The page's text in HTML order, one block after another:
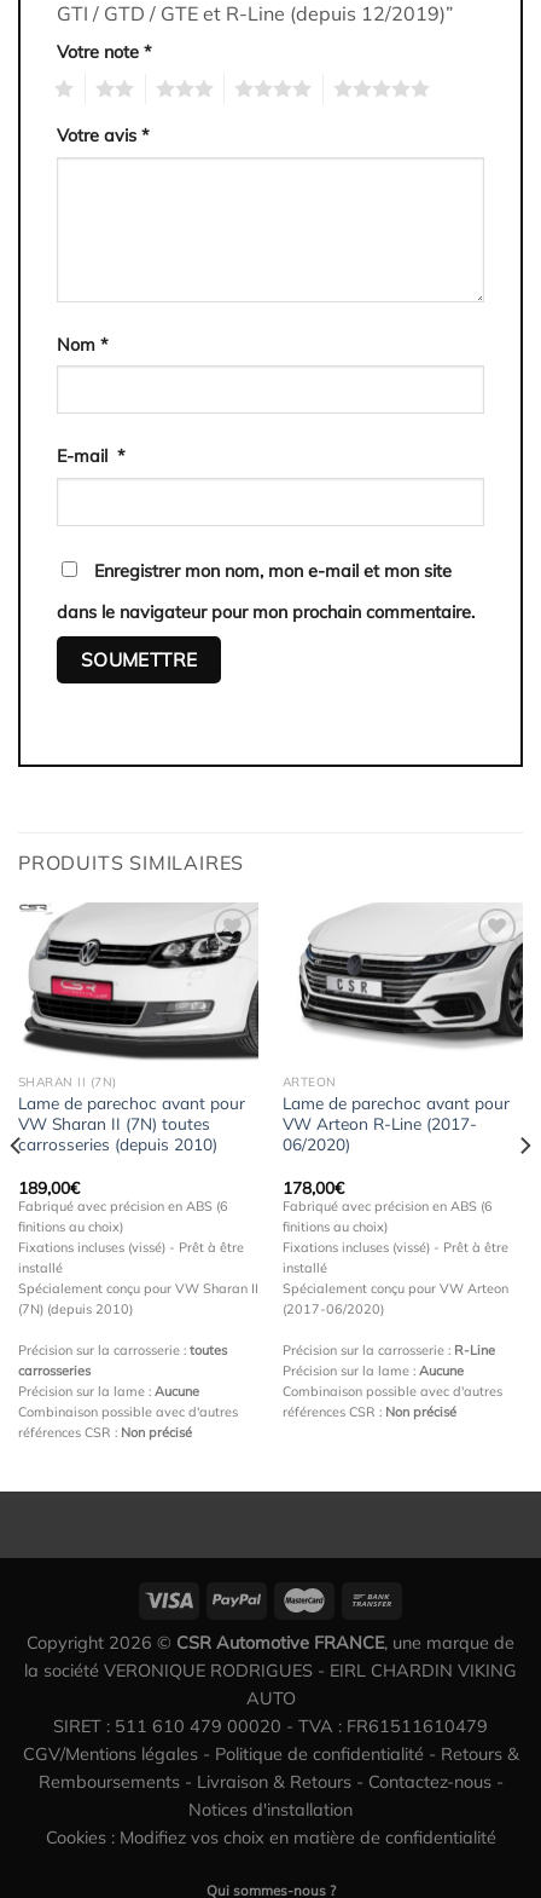
GTI / GTD / GTE et R-Line (depuis 12/2019)”
Votre note *
Votre avis *
Nom *
E-mail *
Enregistrer mon nom, mon e-mail et mon site
dans le navigateur pour mon prochain commentaire.
PRODUITS SIMILAIRES
Ajouter
à la
wishlist
SHARAN II (7N)
Lame de parechoc avant pour
VW Sharan II (7N) toutes
carrosseries (depuis 2010)
189,00€
Fabriqué avec précision en ABS (6
finitions au choix)
Fixations incluses (vissé) - Prêt à être
installé
Spécialement conçu pour VW Sharan II
(7N) (depuis 2010)
Précision sur la carrosserie : toutes
carrosseries
Précision sur la lame : Aucune
Combinaison possible avec d'autres
références CSR : Non précisé
Ajouter
à la
wishlist
ARTEON
Lame de parechoc avant pour
VW Arteon R-Line (2017-
06/2020)
178,00€
Fabriqué avec précision en ABS (6
finitions au choix)
Fixations incluses (vissé) - Prêt à être
installé
Spécialement conçu pour VW Arteon
(2017-06/2020)
Précision sur la carrosserie : R-Line
Précision sur la lame : Aucune
Combinaison possible avec d'autres
références CSR : Non précisé
Copyright 2026 © CSR Automotive FRANCE, une marque de
la société VERONIQUE RODRIGUES - EIRL CHARDIN VIKING
AUTO
SIRET : 511 610 479 00020 - TVA : FR61511610479
CGV/Mentions légales- Politique de confidentialité - Retours &
Remboursements- Livraison & Retours- Contactez-nous-
Notices d'installation
Cookies : Modifiez vos choix en matière de confidentialité
Qui sommes-nous ?